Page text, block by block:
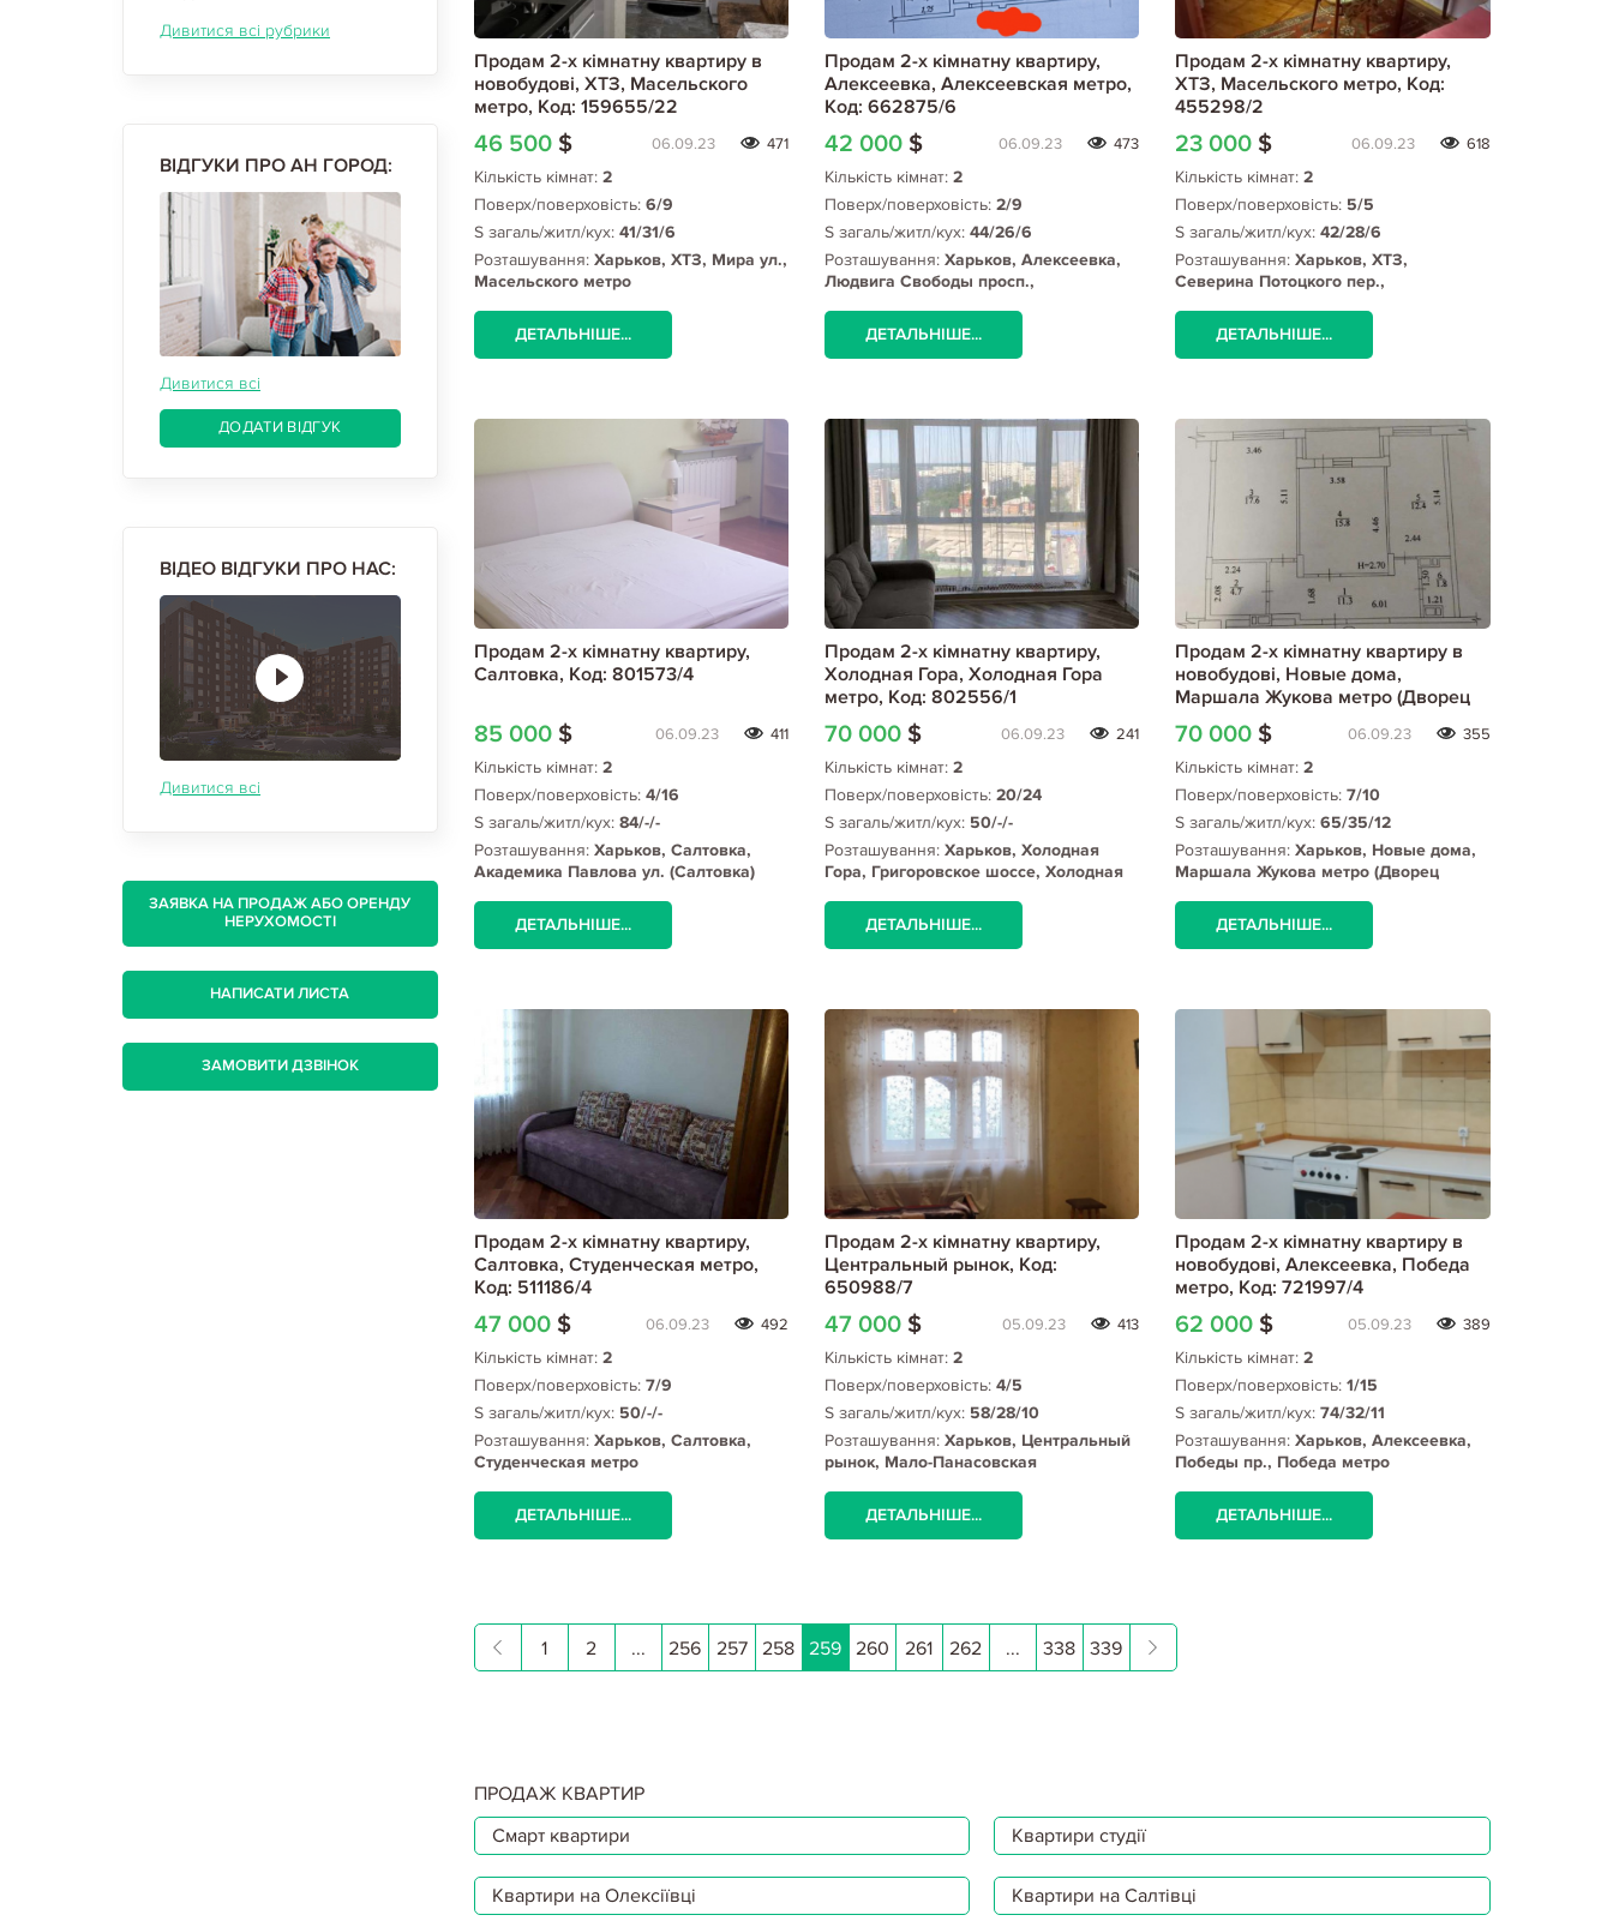
Дивитися всі рубрики
ВІДГУКИ ПРО АН ГОРОД:
Дивитися всі
ДОДАТИ ВІДГУК
ВІДЕО ВІДГУКИ ПРО НАС:
Дивитися всі
ЗАЯВКА НА ПРОДАЖ АБО ОРЕНДУ
НЕРУХОМОСТІ
НАПИСАТИ ЛИСТА
ЗАМОВИТИ ДЗВІНОК
Продам 2-х кімнатну квартиру в
новобудові, ХТЗ, Масельского
метро, Код: 159655/22
46 500 $ 06.09.23 471
Кількість кімнат: 2
Поверх/поверховість: 6/9
S загаль/житл/кух: 41/31/6
Розташування: Харьков, ХТЗ, Мира ул.,
Масельского метро
ДЕТАЛЬНІШЕ...
Продам 2-х кімнатну квартиру,
Алексеевка, Алексеевская метро,
Код: 662875/6
42 000 $ 06.09.23 473
Кількість кімнат: 2
Поверх/поверховість: 2/9
S загаль/житл/кух: 44/26/6
Розташування: Харьков, Алексеевка,
Людвига Свободы просп.,
ДЕТАЛЬНІШЕ...
Продам 2-х кімнатну квартиру,
ХТЗ, Масельского метро, Код:
455298/2
23 000 $ 06.09.23 618
Кількість кімнат:2
Поверх/поверховість: 5/5
S загаль/житл/кух:42/28/6
Розташування:Харьков, ХТЗ,
Северина Потоцкого пер.,
ДЕТАЛЬНІШЕ...
Продам 2-х кімнатну квартиру,
Салтовка, Код: 801573/4
85 000 $ 06.09.23 411
Кількість кімнат: 2
Поверх/поверховість: 4/16
S загаль/житл/кух: 84/-/-
Розташування: Харьков, Салтовка,
Академика Павлова ул. (Салтовка)
ДЕТАЛЬНІШЕ...
Продам 2-х кімнатну квартиру,
Холодная Гора, Холодная Гора
метро, Код: 802556/1
70 000 $ 06.09.23 241
Кількість кімнат: 2
Поверх/поверховість: 20/24
S загаль/житл/кух: 50/-/-
Розташування: Харьков, Холодная
Гора, Григоровское шоссе, Холодная
ДЕТАЛЬНІШЕ...
Продам 2-х кімнатну квартиру в
новобудові, Новые дома,
Маршала Жукова метро (Дворец
спорта), Код: 802554/1
70 000 $ 06.09.23 355
Кількість кімнат:2
Поверх/поверховість:7/10
S загаль/житл/кух:65/35/12
Розташування:Харьков, Новые дома,
Маршала Жукова метро (Дворец
ДЕТАЛЬНІШЕ...
Продам 2-х кімнатну квартиру,
Салтовка, Студенческая метро,
Код: 511186/4
47 000 $ 06.09.23 492
Кількість кімнат: 2
Поверх/поверховість: 7/9
S загаль/житл/кух: 50/-/-
Розташування: Харьков, Салтовка,
Студенческая метро
ДЕТАЛЬНІШЕ...
Продам 2-х кімнатну квартиру,
Центральный рынок, Код:
650988/7
47 000 $ 05.09.23 413
Кількість кімнат: 2
Поверх/поверховість: 4/5
S загаль/житл/кух: 58/28/10
Розташування: Харьков, Центральный
рынок, Мало-Панасовская
ДЕТАЛЬНІШЕ...
Продам 2-х кімнатну квартиру в
новобудові, Алексеевка, Победа
метро, Код: 721997/4
62 000 $ 05.09.23 389
Кількість кімнат:2
Поверх/поверховість:1/15
S загаль/житл/кух:74/32/11
Розташування:Харьков, Алексеевка,
Победы пр., Победа метро
ДЕТАЛЬНІШЕ...
1 2 ... 256 257 258 259 260 261 262 ... 338 339
ПРОДАЖ КВАРТИР
Смарт квартири
Квартири студії
Квартири на Олексіївці Квартири на Салтівці